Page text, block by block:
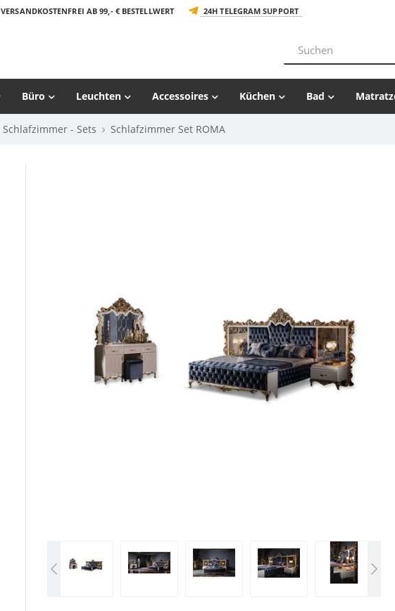
VERSANDKOSTENFREI AB 99,- € BESTELLWERT 24H TELEGRAM SUPPORT
Büro Leuchten Accessoires Küchen Bad
Schlafzimmer - Sets Schlafzimmer Set ROMA